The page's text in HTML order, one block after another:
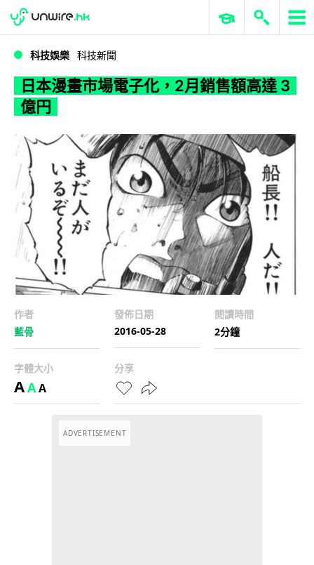
日本漫畫市場電子化，2月銷售額高達 3 億円
WWDC 2026 ERP 與商業 AI
科技娛樂 科技新聞
日本漫畫市場電子化，2月銷售額高達 3
億円
作者
藍骨
發佈日期
2016-05-28
閱讀時間
2分鐘
字體大小
AAA
分享
ADVERTISEMENT